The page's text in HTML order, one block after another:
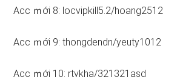
Acc ｍới 8: locvipkill5.2/hoang2512
Acc ｍới 9: thongdendn/yeuty1012
Acc ｍới 10: rtykha/321321asd